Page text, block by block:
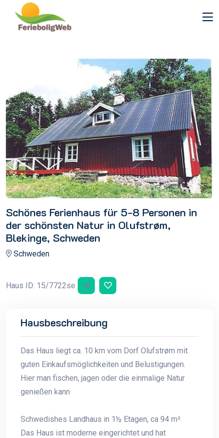
Schönes Ferienhaus für 5-8 Personen in
der schönsten Natur in Olufstrøm,
Blekinge, Schweden
Schweden
Haus ID: 15/7722se
Hausbeschreibung
Das Haus liegt ca. 10 km vom Dorf Olufstrøm mit
guten Einkaufsmöglichkeiten und Belustigungen.
Hier man fischen, jagen oder die einmalige Natur
genießen kann
Schwedishes Landhaus in 1½ Etagen, ca 94 m².
Das Haus ist moderne eingerichtet und hat